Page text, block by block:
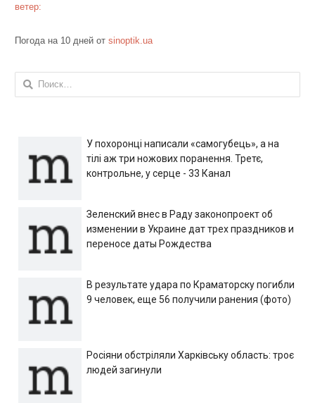
ветер:
Погода на 10 дней от sinoptik.ua
Найти:
У похоронці написали «самогубець», а на
тілі аж три ножових поранення. Третє,
контрольне, у серце - 33 Канал
Зеленский внес в Раду законопроект об
изменении в Украине дат трех праздников и
переносе даты Рождества
В результате удара по Краматорску погибли
9 человек, еще 56 получили ранения (фото)
Росіяни обстріляли Харківську область: троє
людей загинули